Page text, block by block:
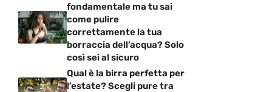
fondamentale ma tu sai
come pulire
correttamente la tua
borraccia dell’acqua? Solo
così sei al sicuro
Qual è la birra perfetta per
l’estate? Scegli pure tra